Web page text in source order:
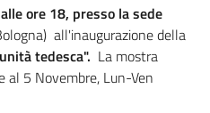
ore 18, presso la sede
all'inaugurazione della
tedesca". La mostra
5 Novembre, Lun-Ven